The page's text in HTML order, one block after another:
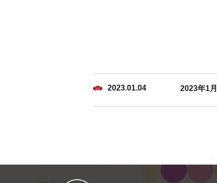
2023.01.04 2023年1